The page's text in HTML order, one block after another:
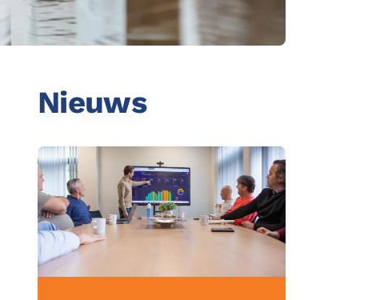
facebook
Nieuws